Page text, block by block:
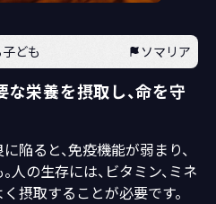
ども ソマリア
な栄養を摂取し、命を守
陥ると、免疫機能が弱まり、
人の生存には、ビタミン、ミネ
摂取することが必要です。